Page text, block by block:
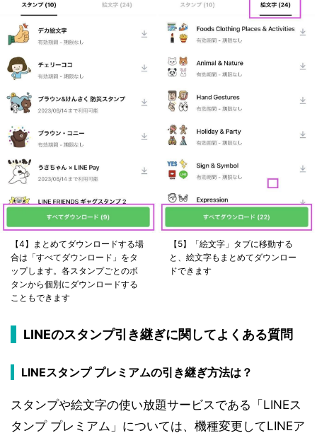
【4】まとめてダウンロードする場
合は「すべてダウンロード」をタ
ップします。各スタンプごとのボ
タンから個別にダウンロードする
こともできます
【5】「絵文字」タブに移動する
と、絵文字もまとめてダウンロー
ドできます
LINEのスタンプ引き継ぎに関してよくある質問
LINEスタンプ プレミアムの引き継ぎ方法は？
スタンプや絵文字の使い放題サービスである「LINEス
タンプ プレミアム」については、機種変更してLINEア